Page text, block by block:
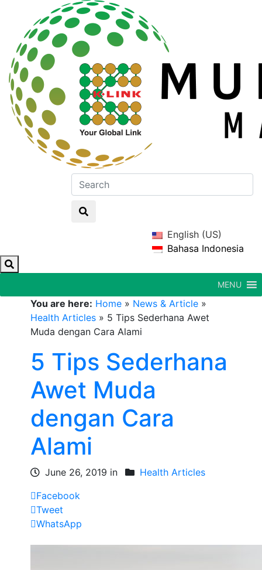
English (US)
Bahasa Indonesia
MENU
You are here: Home » News & Article »
Health Articles » 5 Tips Sederhana Awet
Muda dengan Cara Alami
5 Tips Sederhana
Awet Muda
dengan Cara
Alami
June 26, 2019 in
Health Articles
Facebook
Tweet
WhatsApp